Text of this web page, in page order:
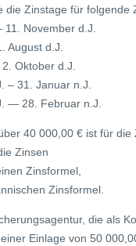
die Zinstage für folgende
November d.J.
August d.J.
Oktober d.J.
– 31. Januar n.J.
— 28. Februar n.J.
40 000,00 € ist für die
Zinsen
Zinsformel,
Zinsformel.
die als
Einlage von 50